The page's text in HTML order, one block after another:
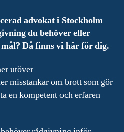
advokat i Stockholm
du behöver eller
Då finns vi här för dig.
utöver
misstankar om brott som gör
en kompetent och erfaren